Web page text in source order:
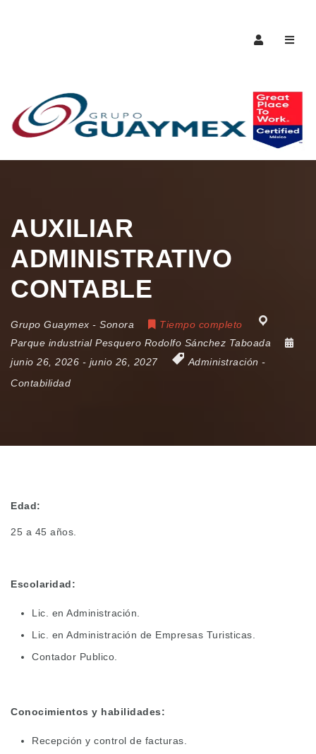
AUXILIAR
ADMINISTRATIVO
CONTABLE
Grupo Guaymex - Sonora
Tiempo completo
Parque industrial Pesquero Rodolfo Sánchez Taboada
junio 26, 2026 - junio 26, 2027 Administración -
Contabilidad
Edad:
25 a 45 años.
Escolaridad:
Lic. en Administración.
Lic. en Administración de Empresas Turisticas.
Contador Publico.
Conocimientos y habilidades:
Recepción y control de facturas.